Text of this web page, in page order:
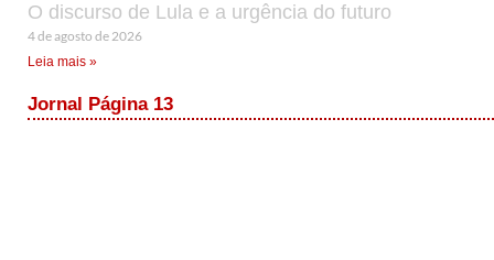
O discurso de Lula e a urgência do futuro
4 de agosto de 2026
Leia mais »
Jornal Página 13